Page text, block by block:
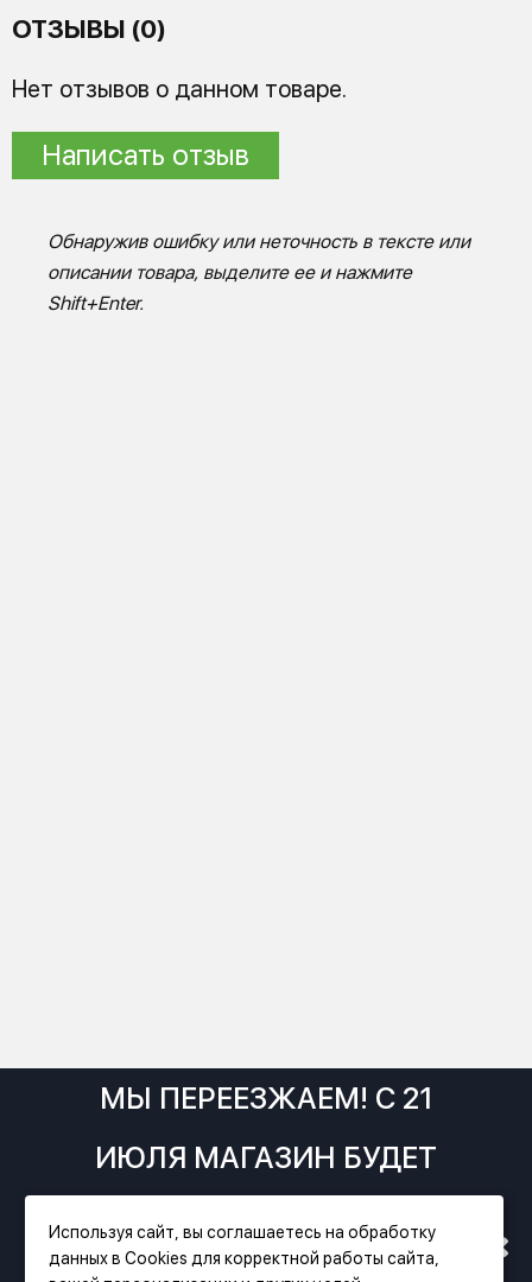
ОТЗЫВЫ (0)
Нет отзывов о данном товаре.
Написать отзыв
Обнаружив ошибку или неточность в тексте или
описании товара, выделите ее и нажмите
Shift+Enter.
МЫ ПЕРЕЕЗЖАЕМ! С 21
ИЮЛЯ МАГАЗИН БУДЕТ
РАБОТАТЬ ПО НОВОМУ
Используя сайт, вы соглашаетесь на обработку
данных в Cookies для корректной работы сайта,